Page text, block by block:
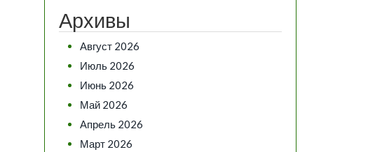
Архивы
Август 2026
Июль 2026
Июнь 2026
Май 2026
Апрель 2026
Март 2026